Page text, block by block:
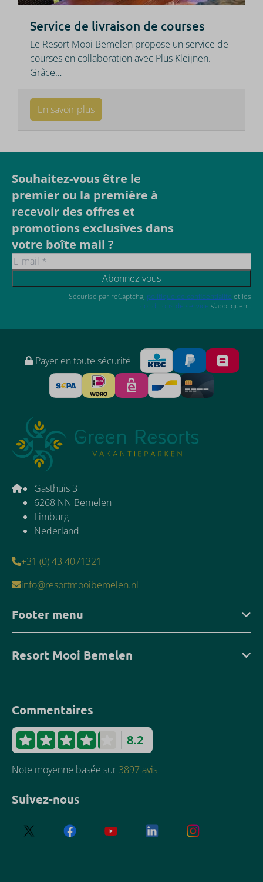
Service de livraison de courses
Le Resort Mooi Bemelen propose un service de
courses en collaboration avec Plus Kleijnen.
Grâce…
En savoir plus
Souhaitez-vous être le
premier ou la première à
recevoir des offres et
promotions exclusives dans
votre boîte mail ?
Abonnez-vous
Sécurisé par reCaptcha, politique de confidentialité et les
conditions de service s'appliquent.
Payer en toute sécurité
Gasthuis 3
6268 NN Bemelen
Limburg
Nederland
+31 (0) 43 4071321
info@resortmooibemelen.nl
Footer menu
Resort Mooi Bemelen
Commentaires
8.2
Note moyenne basée sur 3897 avis
Suivez-nous